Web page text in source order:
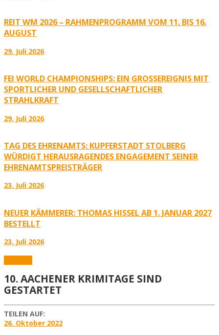
REIT WM 2026 – RAHMENPROGRAMM VOM 11. BIS 16.
AUGUST
29. Juli 2026
FEI WORLD CHAMPIONSHIPS: EIN GROSSEREIGNIS MIT S
PORTLICHER UND GESELLSCHAFTLICHER S
TRAHLKRAFT
29. Juli 2026
TAG DES EHRENAMTS: KUPFERSTADT STOLBERG
WÜRDIGT HERAUSRAGENDES ENGAGEMENT SEINER
EHRENAMTSPREISTRÄGER
23. Juli 2026
NEUER KÄMMERER: THOMAS HISSEL AB 1. JANUAR 2027
BESTELLT
23. Juli 2026
10. AACHENER KRIMITAGE SIND
GESTARTET
TEILEN AUF:
26. Oktober 2022